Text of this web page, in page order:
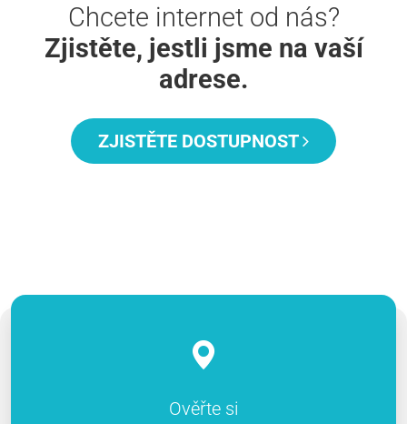
Chcete internet od nás?
Zjistěte, jestli jsme na vaší
adrese.
ZJISTĚTE DOSTUPNOST
Ověřte si